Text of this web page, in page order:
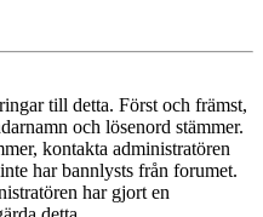
till detta. Först och främst,
och lösenord stämmer.
kontakta administratören
har bannlysts från forumet.
har gjort en